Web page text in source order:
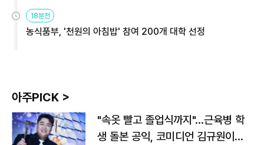
원
18분전
농식품부, '천원의 아침밥' 참여 200개 대학 선정
아주PICK >
"속옷 빨고 졸업식까지"…근육병 학
생 돌본 공익, 코미디언 김규원이었